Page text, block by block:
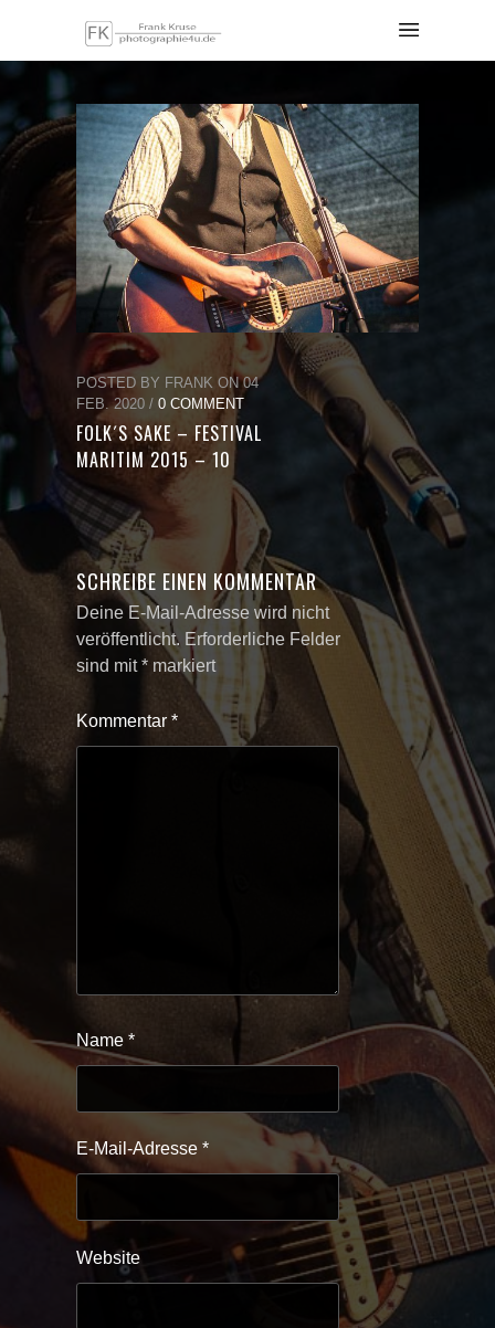
POSTED BY FRANK ON 04
FEB. 2020 / 0 COMMENT
FOLK´S SAKE – FESTIVAL
MARITIM 2015 – 10
SCHREIBE EINEN KOMMENTAR
Deine E-Mail-Adresse wird nicht
veröffentlicht. Erforderliche Felder
sind mit* markiert
Kommentar *
Name *
E-Mail-Adresse *
Website